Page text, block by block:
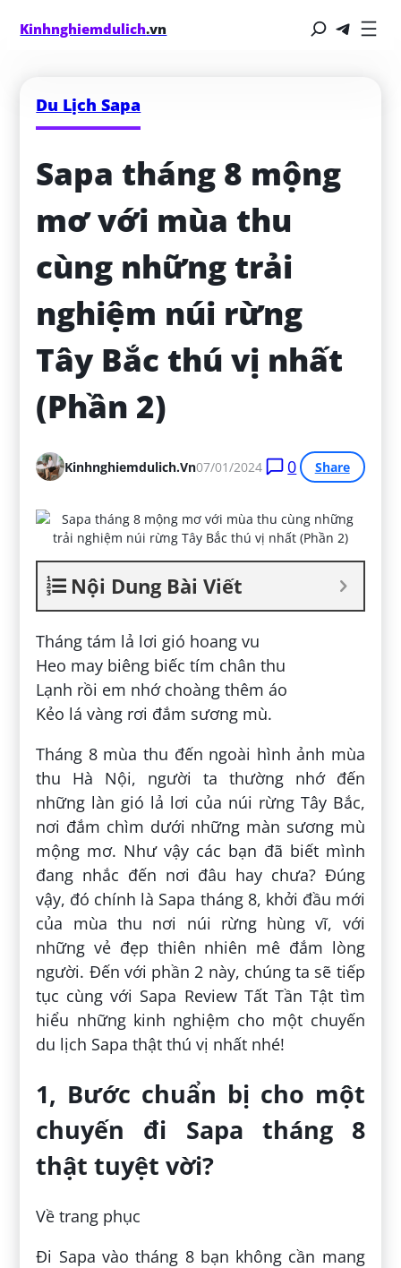
Kinhnghiemdulich.vn
Du Lịch Sapa
Sapa tháng 8 mộng
mơ với mùa thu
cùng những trải
nghiệm núi rừng
Tây Bắc thú vị nhất
(Phần 2)
Kinhnghiemdulich.vn07/01/2024 0 Share
Nội Dung Bài Viết
Tháng tám lả lơi gió hoang vu
Heo may biêng biếc tím chân thu
Lạnh rồi em nhớ choàng thêm áo
Kẻo lá vàng rơi đắm sương mù.
Tháng 8 mùa thu đến ngoài hình ảnh mùa
thu Hà Nội, người ta thường nhớ đến
những làn gió lả lơi của núi rừng Tây Bắc,
nơi đắm chìm dưới những màn sương mù
mộng mơ. Như vậy các bạn đã biết mình
đang nhắc đến nơi đâu hay chưa? Đúng
vậy, đó chính là Sapa tháng 8, khởi đầu mới
của mùa thu nơi núi rừng hùng vĩ, với
những vẻ đẹp thiên nhiên mê đắm lòng
người. Đến với phần 2 này, chúng ta sẽ tiếp
tục cùng với Sapa Review Tất Tần Tật tìm
hiểu những kinh nghiệm cho một chuyến
du lịch Sapa thật thú vị nhất nhé!
1, Bước chuẩn bị cho một
chuyến đi Sapa tháng 8
thật tuyệt vời?
Về trang phục
Đi Sapa vào tháng 8 bạn không cần mang